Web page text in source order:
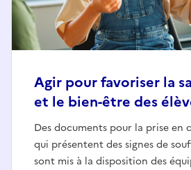
Agir pour favoriser la
et le bien-être des
Des documents pour la prise en
qui présentent des signes de
sont mis à la disposition des